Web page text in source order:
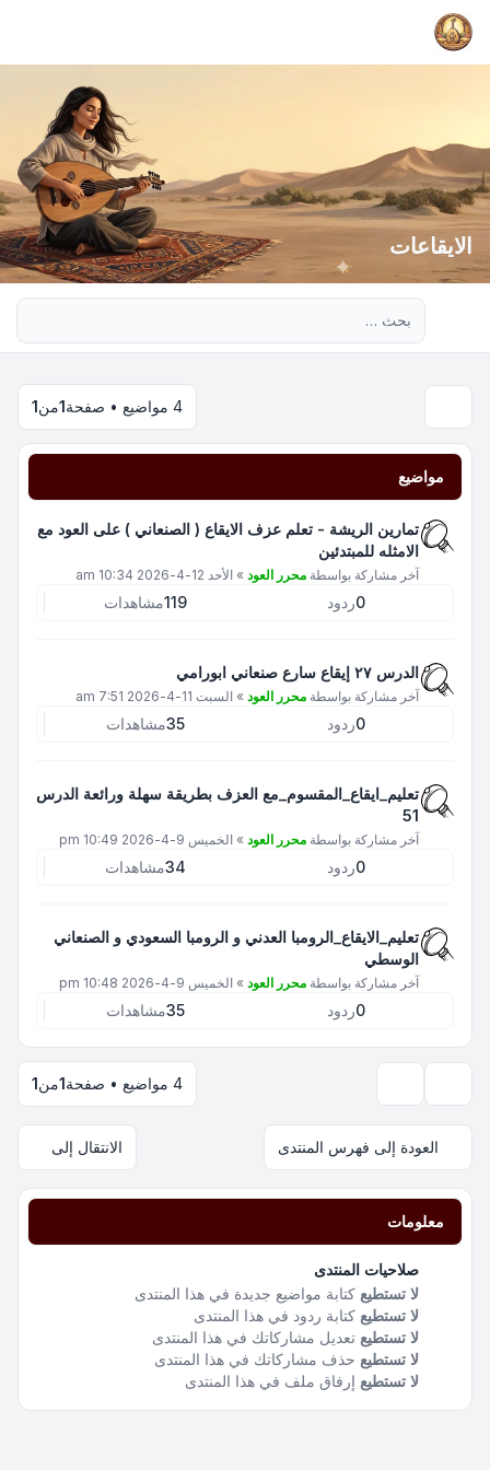
الايقاعات
4 مواضيع • صفحة 1من1
مواضيع
تمارين الريشة - تعلم عزف الايقاع ( الصنعاني ) على العود مع
الامثله للمبتدئين
آخر مشاركة بواسطة محرر العود » الأحد 12-4-2026 10:34 am
0ردود 119مشاهدات
الدرس ٢٧ إيقاع سارع صنعاني ابورامي
آخر مشاركة بواسطة محرر العود » السبت 11-4-2026 7:51 am
0ردود 35مشاهدات
تعليم_ايقاع_المقسوم_مع العزف بطريقة سهلة ورائعة الدرس
51
آخر مشاركة بواسطة محرر العود » الخميس 9-4-2026 10:49 pm
0ردود 34مشاهدات
تعليم_الايقاع_الرومبا العدني و الرومبا السعودي و الصنعاني
الوسطي
آخر مشاركة بواسطة محرر العود » الخميس 9-4-2026 10:48 pm
0ردود 35مشاهدات
4 مواضيع • صفحة 1من1
العودة إلى فهرس المنتدى الانتقال إلى
معلومات
صلاحيات المنتدى
لا تستطيع كتابة مواضيع جديدة في هذا المنتدى
لا تستطيع كتابة ردود في هذا المنتدى
لا تستطيع تعديل مشاركاتك في هذا المنتدى
لا تستطيع حذف مشاركاتك في هذا المنتدى
لا تستطيع إرفاق ملف في هذا المنتدى